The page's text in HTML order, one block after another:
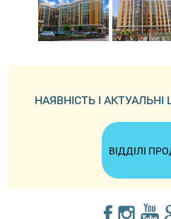
НАЯВНІСТЬ І
ВІДДІЛІ